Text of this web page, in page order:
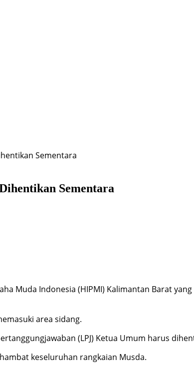
Sementara
Sementara
Muda Indonesia (HIPMI) Kalimantan Barat
area sidang.
(LPJ) Ketua Umum harus
keseluruhan rangkaian Musda.